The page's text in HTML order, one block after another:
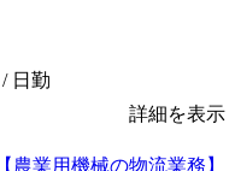
日勤
詳細を表示